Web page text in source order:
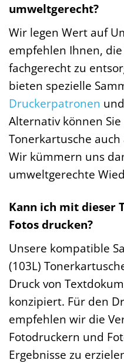
umweltgerecht?
Wir legen Wert auf
empfehlen Ihnen,
fachgerecht zu
bieten spezielle
Druckerpatronen
Alternativ können
Tonerkartusche
Wir kümmern uns
umweltgerechte
Kann ich mit dieser
Fotos drucken?
Unsere kompatible
(103L)
Druck von
konzipiert. Für den
empfehlen wir die
Fotodruckern und
Ergebnisse zu